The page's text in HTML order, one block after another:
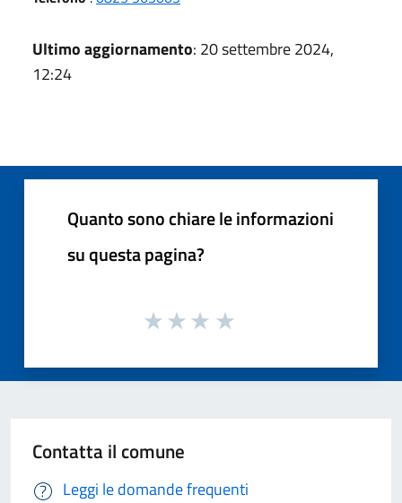
Ultimo aggiornamento: 20 settembre 2024,
12:24
Quanto sono chiare le informazioni
su questa pagina?
Contatta il comune
Leggi le domande frequenti